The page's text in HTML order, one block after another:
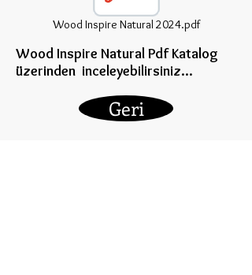
Wood Inspire Natural 2024.pdf
Wood Inspire Natural Pdf Katalog
üzerinden inceleyebilirsiniz...
Geri